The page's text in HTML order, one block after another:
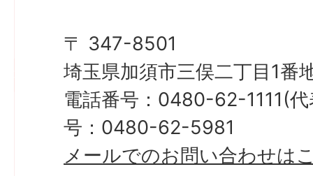
〒 347-8501
埼玉県加須市三俣二丁目1番
電話番号：0480-62-1111(
号：0480-62-5981
メールでのお問い合わせは